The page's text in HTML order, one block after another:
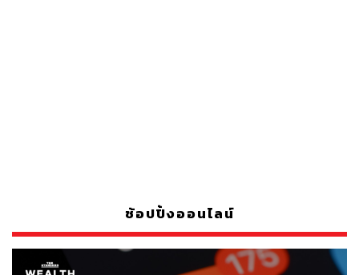
ช้อปปิ้งออนไลน์